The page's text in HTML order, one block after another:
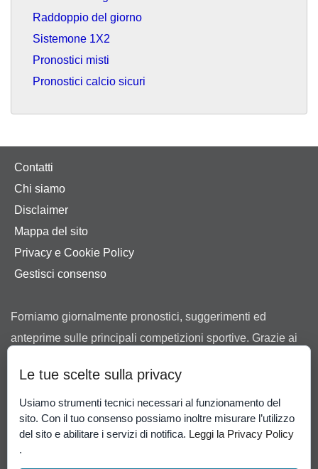
Raddoppio del giorno
Sistemone 1X2
Pronostici misti
Pronostici calcio sicuri
Contatti
Chi siamo
Disclaimer
Mappa del sito
Privacy e Cookie Policy
Gestisci consenso
Forniamo giornalmente pronostici, suggerimenti ed
anteprime sulle principali competizioni sportive. Grazie ai
bookmaker in possesso di regolare concessione ad
operare in Italia rilasciata dall’Agenzia delle Dogane e dei
Monopoli.
vietato ai minori di 18 anni.Gioco Responsabile-
Le tue scelte sulla privacy
Usiamo strumenti tecnici necessari al funzionamento del
sito. Con il tuo consenso possiamo inoltre misurare l’utilizzo
del sito e abilitare i servizi di notifica. Leggi la Privacy Policy
.